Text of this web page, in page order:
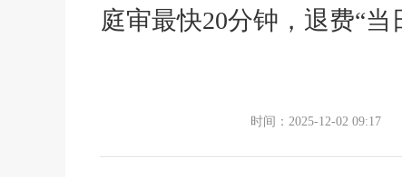
庭审最快20分钟，退费“
时间：2025-12-02 09:17